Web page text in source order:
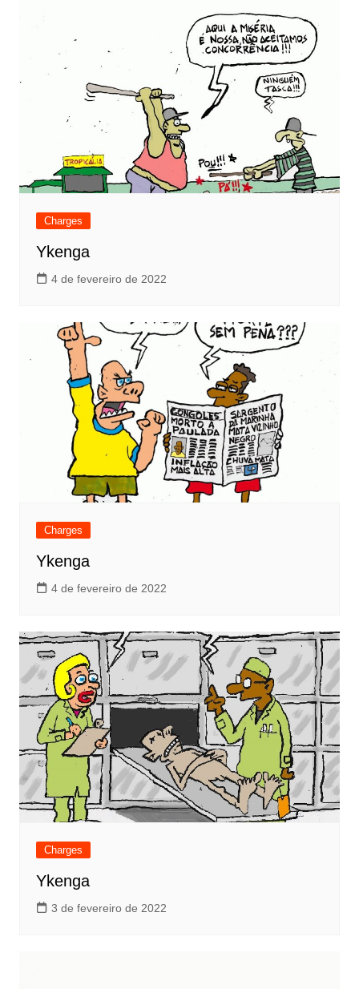
Charges
Ykenga
4 de fevereiro de 2022
Charges
Ykenga
4 de fevereiro de 2022
Charges
Ykenga
3 de fevereiro de 2022